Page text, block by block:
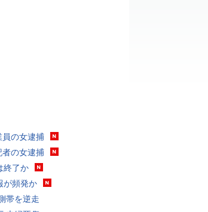
の女逮捕
者の女逮捕
終了か
が頻発か
帯を逆走